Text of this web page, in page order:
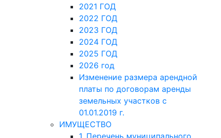
2021 ГОД
2022 ГОД
2023 ГОД
2024 ГОД
2025 ГОД
2026 год
Изменение размера арендной
платы по договорам аренды
земельных участков с
01.01.2019 г.
ИМУЩЕСТВО
1. Перечень муниципального